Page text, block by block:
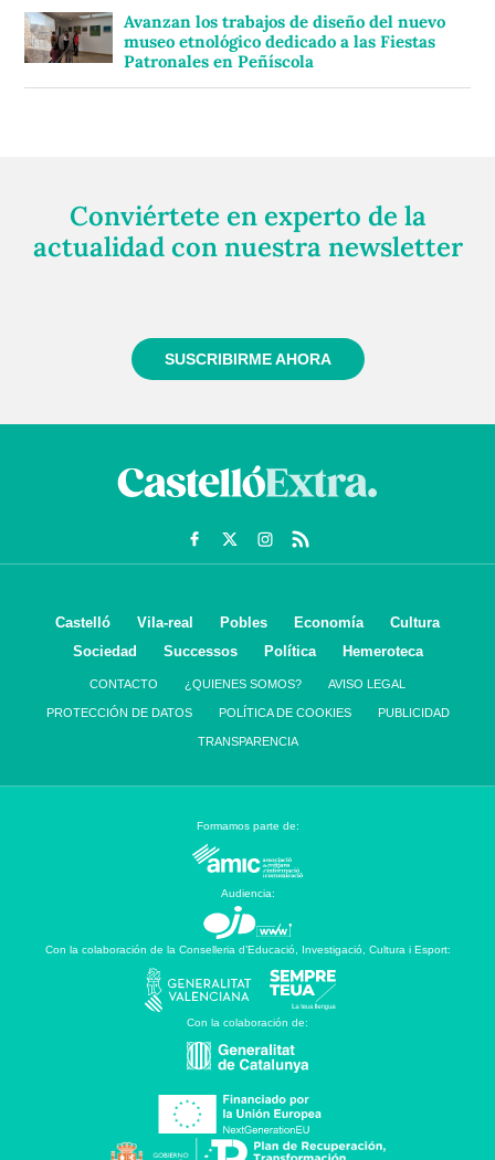
Avanzan los trabajos de diseño del nuevo
museo etnológico dedicado a las Fiestas
Patronales en Peñíscola
Conviértete en experto de la
actualidad con nuestra newsletter
SUSCRIBIRME AHORA
Castelló Vila-real Pobles Economía
Cultura
Sociedad
Successos Política Hemeroteca
CONTACTO ¿QUIENES SOMOS? AVISO LEGAL
PROTECCIÓN DE DATOS POLÍTICA DE COOKIES PUBLICIDAD
TRANSPARENCIA
Formamos parte de:
Audiencia:
Con la colaboración de la Conselleria d’Educació, Investigació, Cultura i Esport:
Con la colaboración de: